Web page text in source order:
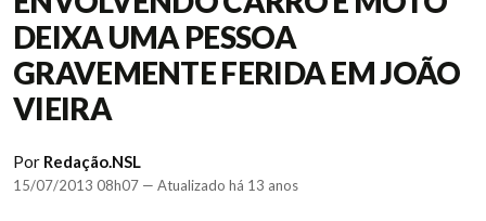
DEIXA UMA PESSOA
GRAVEMENTE FERIDA EM JOÃO
VIEIRA
Por Redação.NSL
15/07/2013 08h07 — Atualizado há 13 anos